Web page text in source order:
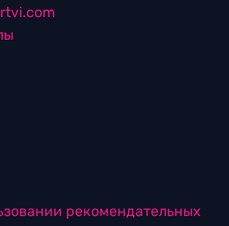
рекомендательных